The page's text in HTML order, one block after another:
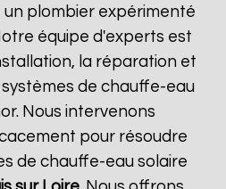
un plombier expérimenté
équipe d'experts est
la réparation et
de chauffe-eau
Nous intervenons
pour résoudre
de chauffe-eau solaire